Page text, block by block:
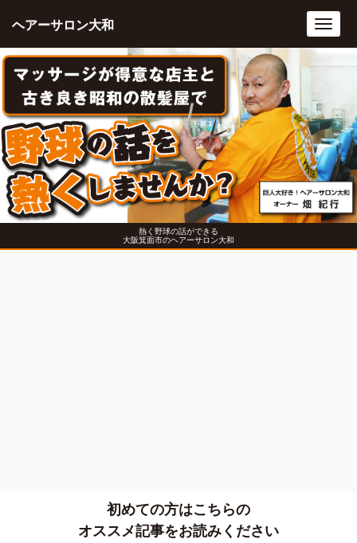
熱く野球の話ができる
大阪箕面市のヘアーサロン大和
ヘアーサロン大和
初めての方はこちらの
オススメ記事をお読みください